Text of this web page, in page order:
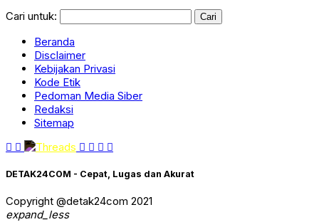
Cari untuk:
Beranda
Disclaimer
Kebijakan Privasi
Kode Etik
Pedoman Media Siber
Redaksi
Sitemap
DETAK24COM - Cepat, Lugas dan Akurat
Copyright @detak24com 2021
expand_less